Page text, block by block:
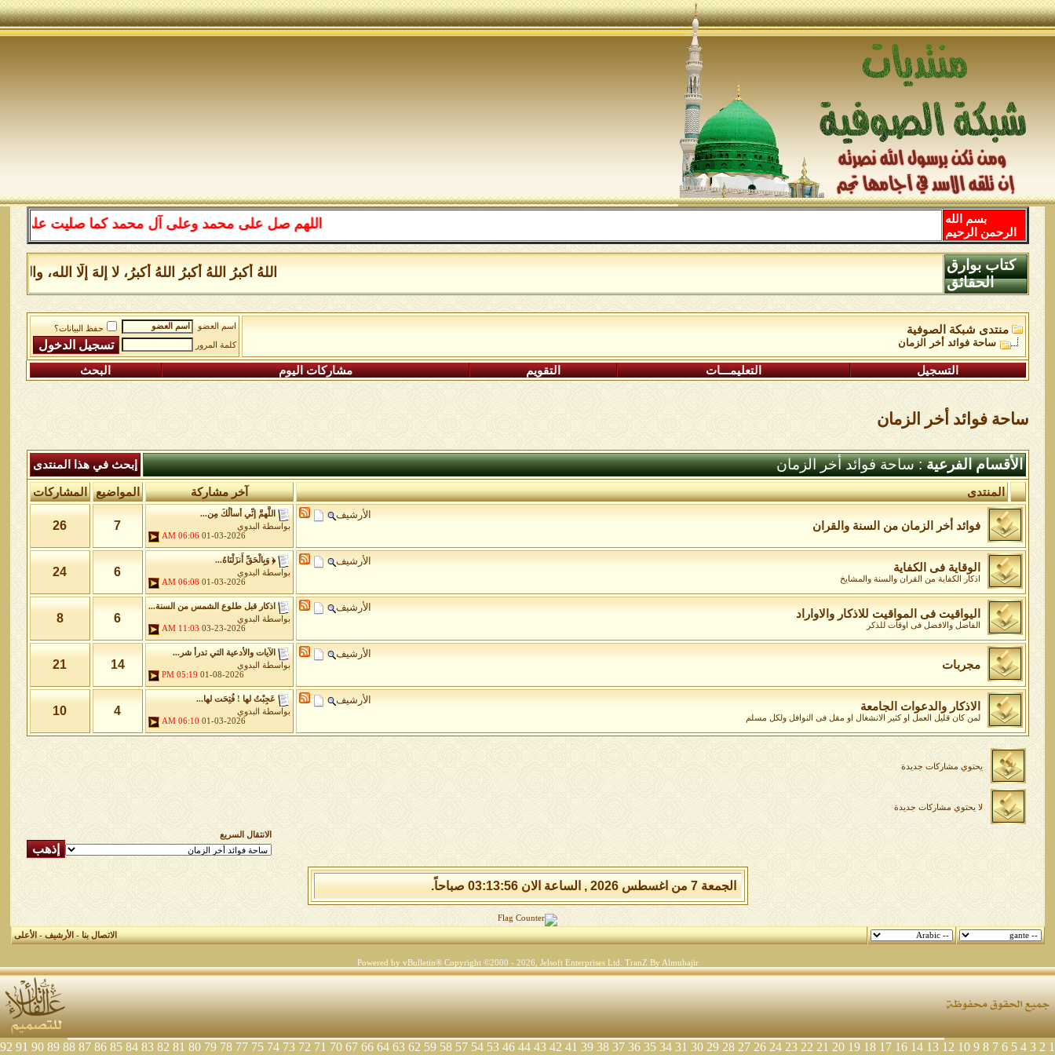
اللهم صل على محمد وعلى آل محمد كما صليت على
بسم الله
الرحمن الرحيم
اللهُ أكبرُ اللهُ أكبرُ اللهُ أكبرُ، لا إلهَ إلَّا الله،
كتاب بوارق
الحقائق
منتدى شبكة الصوفية
ساحة فوائد أخر الزمان
اسم العضو
حفظ البيانات؟
كلمة المرور
التسجيل التعليمـــات التقويم مشاركات اليوم البحث
ساحة فوائد أخر الزمان
الأقسام الفرعية: ساحة فوائد أخر الزمان إبحث في هذا المنتدى
المنتدى آخر مشاركة المواضيع المشاركات
الأرشيف
فوائد أخر الزمان من السنة والقران
اللَّهمَّ إنِّي أسألُكَ مِن...
بواسطة
البدوي
01-03-2026
06:06 AM
7
26
الأرشيف
الوقاية فى الكفاية
اذكار الكفاية من القران والسنة والمشايخ
﴿ وَبِالْحَقِّ أَنزَلْنَاهُ...
بواسطة
البدوي
01-03-2026
06:08 AM
6
24
الأرشيف
اليواقيت فى المواقيت للاذكار والاواراد
الفاضل والافضل فى اوقات للذكر
اذكار قبل طلوع الشمس من السنة...
بواسطة
البدوي
03-23-2026
11:03 AM
6
8
الأرشيف
مجربات
الآيات والأدعية التي تدرأ شر...
بواسطة
البدوي
01-08-2026
05:19 PM
14
21
الأرشيف
الاذكار والدعوات الجامعة
لمن كان قليل العمل او كثير الانشغال او مقل فى النوافل ولكل مسلم
عَجِبْتُ لها ! فُتِحَت لها...
بواسطة
البدوي
01-03-2026
06:10 AM
4
10
يحتوي مشاركات جديدة
لا يحتوي مشاركات جديدة
الانتقال السريع
الجمعة 7 من اغسطس 2026 , الساعة الان 03:13:56 صباحاً.
الاتصال بنا-الأرشيف-الأعلى
Powered by vBulletin® Copyright ©2000 - 2026, Jelsoft Enterprises Ltd. TranZ By Almuhajir
1
2
3
4
5
6
7
8
9
10
12
13
14
16
17
18
19
20
21
22
23
24
26
27
28
29
30
31
34
35
36
37
38
39
41
42
43
44
46
53
54
57
58
59
62
63
64
66
67
70
71
72
73
74
75
77
78
79
80
81
82
83
84
85
86
87
88
89
90
91
92